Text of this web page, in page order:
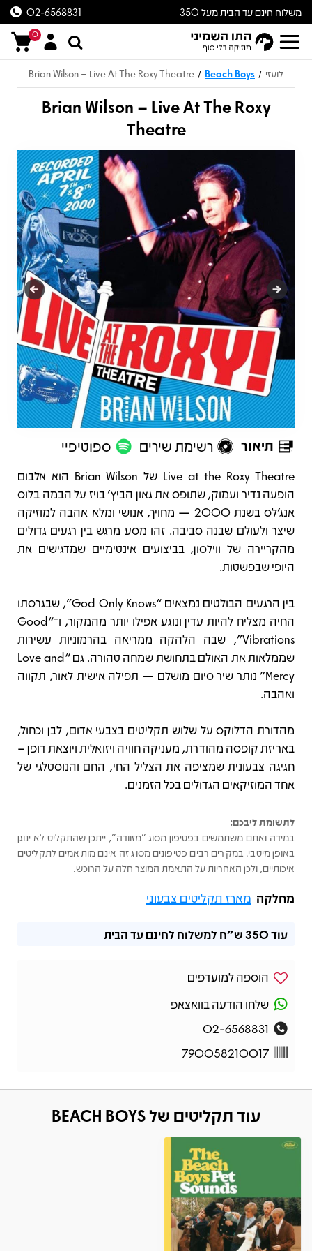
משלוח חינם עד הבית מעל 350
ש״ח
02-6568831
0
לועזי /
Beach Boys
/
Brian Wilson – Live At The Roxy Theatre
Brian Wilson – Live At The Roxy
Theatre
תיאור רשימת שירים ספוטיפיי
תיאור
Live at the Roxy Theatre של Brian Wilson הוא אלבום
הופעה נדיר ועמוק, שתופס את גאון הביץ' בויז על הבמה בלוס
אנג’לס בשנת 2000 — מחויך, אנושי ומלא אהבה למוזיקה
שיצר ולעולם שבנה סביבה. זהו מסע מרגש בין רגעים גדולים
מהקריירה של ווילסון, בביצועים אינטימיים שמדגישים את
היופי שבפשטות.
בין הרגעים הבולטים נמצאים “God Only Knows”, שבגרסתו
החיה מצליח להיות עדין ונוגע אפילו יותר מהמקור, ו־“Good
Vibrations”, שבה הלהקה ממריאה בהרמוניות עשירות
שממלאות את האולם בתחושת שמחה טהורה. גם “Love and
Mercy” נותר שיר סיום מושלם — תפילה אישית לאור, תקווה
ואהבה.
מהדורת הדלוקס על שלוש תקליטים בצבעי אדום, לבן וכחול,
באריזת קופסה מהודרת, מעניקה חוויה ויזואלית ויוצאת דופן –
חגיגה צבעונית שמציפה את הצליל החי, החם והנוסטלגי של
אחד המוזיקאים הגדולים בכל הזמנים.
לתשומת ליבכם:
במידה ואתם משתמשים בפטיפון מסוג "מזוודה", ייתכן שהתקליט לא ינוגן
באופן מיטבי. במקרים רבים פטיפונים מסוג זה אינם מותאמים לתקליטים
איכותיים, ולכן האחריות על התאמת המוצר חלה על הרוכש.
מחלקה מארז תקליטים צבעוני
עוד350 ש"ח למשלוח לחינם עד הבית
הוספה למועדפים
שלחו הודעה בוואצאפ
02-6568831
790058210017
עוד תקליטים של BEACH BOYS